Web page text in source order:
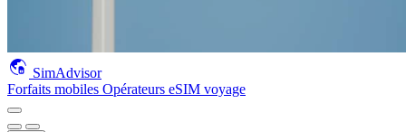
SimAdvisor
Forfaits mobiles Opérateurs eSIM voyage